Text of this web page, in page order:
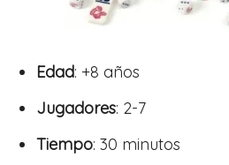
Edad: +8 años
Jugadores: 2-7
Tiempo: 30 minutos